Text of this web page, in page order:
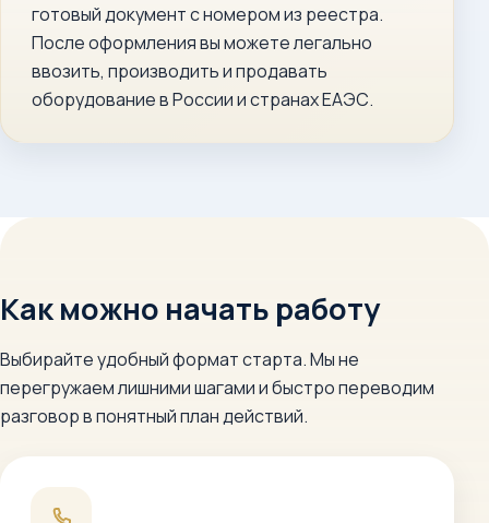
готовый документ с номером из реестра.
После оформления вы можете легально
ввозить, производить и продавать
оборудование в России и странах ЕАЭС.
Как можно начать работу
Выбирайте удобный формат старта. Мы не
перегружаем лишними шагами и быстро переводим
разговор в понятный план действий.